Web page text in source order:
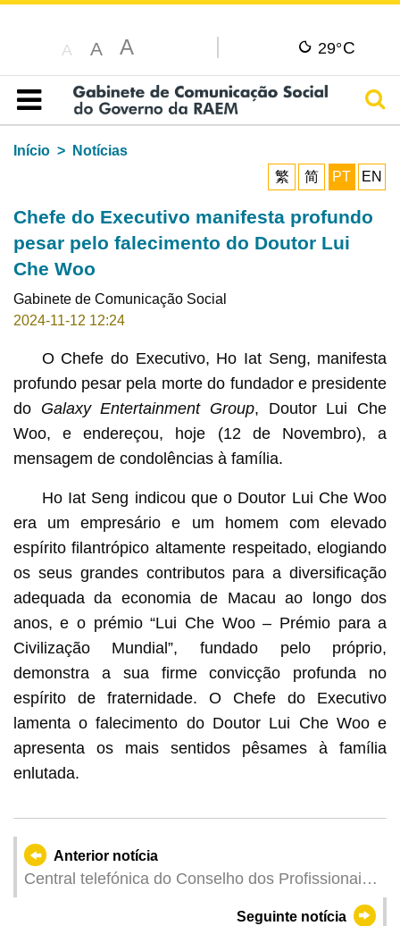
A A A 29°C
Índice
Início
Notícias
繁
简 PT EN
Chefe do Executivo manifesta profundo
pesar pelo falecimento do Doutor Lui
Che Woo
Gabinete de Comunicação Social
2024-11-12 12:24
O Chefe do Executivo, Ho Iat Seng, manifesta
profundo pesar pela morte do fundador e presidente
do Galaxy Entertainment Group, Doutor Lui Che
Woo, e endereçou, hoje (12 de Novembro), a
mensagem de condolências à família.
Ho Iat Seng indicou que o Doutor Lui Che Woo
era um empresário e um homem com elevado
espírito filantrópico altamente respeitado, elogiando
os seus grandes contributos para a diversificação
adequada da economia de Macau ao longo dos
anos, e o prémio “Lui Che Woo – Prémio para a
Civilização Mundial”, fundado pelo próprio,
demonstra a sua firme convicção profunda no
espírito de fraternidade. O Chefe do Executivo
lamenta o falecimento do Doutor Lui Che Woo e
apresenta os mais sentidos pêsames à família
enlutada.
Anterior notícia
Central telefónica do Conselho dos Profissionais
Seguinte notícia